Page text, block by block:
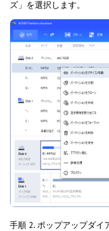
ズ」を選択します。
手順 2. ポップアップダイ